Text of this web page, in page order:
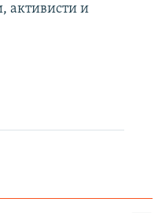
активисти и